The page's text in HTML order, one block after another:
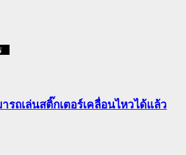
รถเล่นสติ๊กเตอร์เคลื่อนไหวได้แล้ว